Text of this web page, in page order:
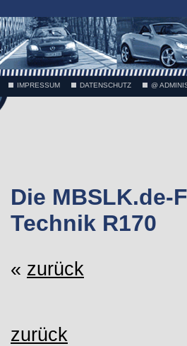
IMPRESSUM DATENSCHUTZ @
Die MBSLK.de-
Technik R170
« zurück
zurück